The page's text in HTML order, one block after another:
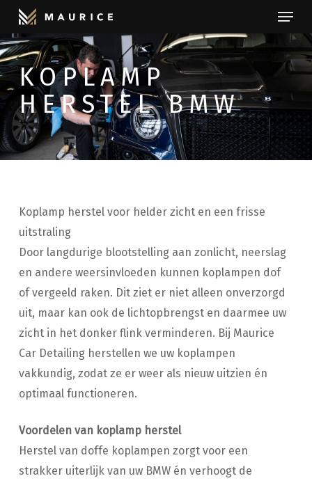
Skip
main
content
Menu
KOPLAMP
HERSTEL BMW
Koplamp herstel voor helder zicht en een frisse
uitstraling
Door langdurige blootstelling aan zonlicht, neerslag
en andere weersinvloeden kunnen koplampen dof
of vergeeld raken. Dit ziet er niet alleen onverzorgd
uit, maar kan ook de lichtopbrengst en daarmee uw
zicht in het donker flink verminderen. Bij Maurice
Car Detailing herstellen we uw koplampen
vakkundig, zodat ze er weer als nieuw uitzien én
optimaal functioneren.
Voordelen van koplamp herstel
Herstel van doffe koplampen zorgt voor een
strakker uiterlijk van uw BMW én verhoogt de
Close
Menu